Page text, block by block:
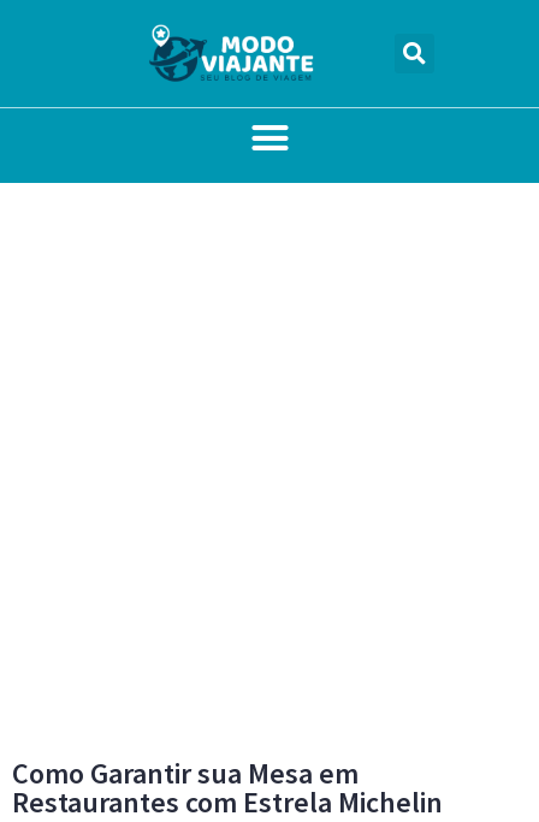
Como Garantir sua Mesa em
Restaurantes com Estrela Michelin